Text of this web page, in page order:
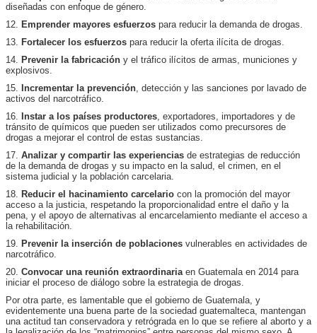
diseñadas con enfoque de género.
12. Emprender mayores esfuerzos para reducir la demanda de drogas.
13. Fortalecer los esfuerzos para reducir la oferta ilícita de drogas.
14. Prevenir la fabricación y el tráfico ilícitos de armas, municiones y
explosivos.
15. Incrementar la prevención, detección y las sanciones por lavado de
activos del narcotráfico.
16. Instar a los países productores, exportadores, importadores y de
tránsito de químicos que pueden ser utilizados como precursores de
drogas a mejorar el control de estas sustancias.
17. Analizar y compartir las experiencias de estrategias de reducción
de la demanda de drogas y su impacto en la salud, el crimen, en el
sistema judicial y la población carcelaria.
18. Reducir el hacinamiento carcelario con la promoción del mayor
acceso a la justicia, respetando la proporcionalidad entre el daño y la
pena, y el apoyo de alternativas al encarcelamiento mediante el acceso a
la rehabilitación.
19. Prevenir la inserción de poblaciones vulnerables en actividades de
narcotráfico.
20. Convocar una reunión extraordinaria en Guatemala en 2014 para
iniciar el proceso de diálogo sobre la estrategia de drogas.
Por otra parte, es lamentable que el gobierno de Guatemala, y
evidentemente una buena parte de la sociedad guatemalteca, mantengan
una actitud tan conservadora y retrógrada en lo que se refiere al aborto y a